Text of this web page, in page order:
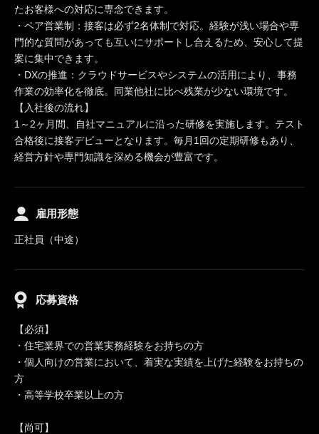
たお客様への対応に専念できます。
・ペア営業制：接客は必ず2名体制で対応。経験が浅い場合や専
門的な質問があっても互いにサポートし合えるため、安心して提
案に集中できます。
・DXの推進：クラウドサービスやシステムの活用により、事務
作業の効率化を徹底。同業他社に比べ残業が少ない環境です。
【入社後の流れ】
1～2ヶ月間、自社マニュアルに沿った研修を実施します。テスト
合格後に接客デビューとなります。毎月1回の定期研修もあり、
経営方針や専門知識を深める機会が豊富です。
雇用形態
正社員（中途）
応募資格
【必須】
・住宅業界での営業実務経験をお持ちの方
・個人向けの営業において、着実な実績を上げた経験をお持ちの
方
・高等学校卒業以上の方
【尚可】